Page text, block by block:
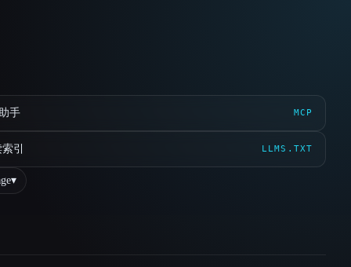
手 MCP
引 LLMS.TXT
▾